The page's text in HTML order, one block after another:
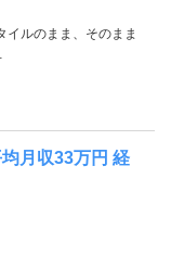
イルのまま、そのまま
月収33万円 経